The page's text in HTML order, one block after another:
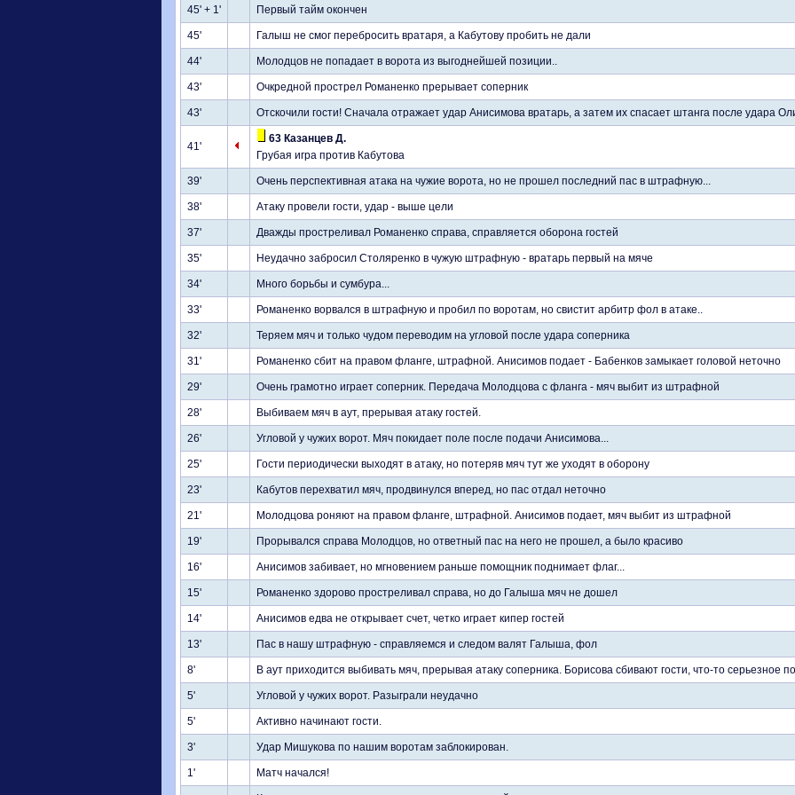
45' + 1' Первый тайм окончен
45' Галыш не смог перебросить вратаря, а Кабутову пробить не дали
44' Молодцов не попадает в ворота из выгоднейшей позиции..
43' Очкредной прострел Романенко прерывает соперник
43' Отскочили гости! Сначала отражает удар Анисимова вратарь, а затем их спасает штанга после удара
41'
63 Казанцев Д.
Грубая игра против Кабутова
39' Очень перспективная атака на чужие ворота, но не прошел последний пас в штрафную...
38' Атаку провели гости, удар - выше цели
37' Дважды простреливал Романенко справа, справляется оборона гостей
35' Неудачно забросил Столяренко в чужую штрафную - вратарь первый на мяче
34' Много борьбы и сумбура...
33' Романенко ворвался в штрафную и пробил по воротам, но свистит арбитр фол в атаке..
32' Теряем мяч и только чудом переводим на угловой после удара соперника
31' Романенко сбит на правом фланге, штрафной. Анисимов подает - Бабенков замыкает головой неточно
29' Очень грамотно играет соперник. Передача Молодцова с фланга - мяч выбит из штрафной
28' Выбиваем мяч в аут, прерывая атаку гостей.
26' Угловой у чужих ворот. Мяч покидает поле после подачи Анисимова...
25' Гости периодически выходят в атаку, но потеряв мяч тут же уходят в оборону
23' Кабутов перехватил мяч, продвинулся вперед, но пас отдал неточно
21' Молодцова роняют на правом фланге, штрафной. Анисимов подает, мяч выбит из штрафной
19' Прорывался справа Молодцов, но ответный пас на него не прошел, а было красиво
16' Анисимов забивает, но мгновением раньше помощник поднимает флаг...
15' Романенко здорово простреливал справа, но до Галыша мяч не дошел
14' Анисимов едва не открывает счет, четко играет кипер гостей
13' Пас в нашу штрафную - справляемся и следом валят Галыша, фол
8' В аут приходится выбивать мяч, прерывая атаку соперника. Борисова сбивают гости, что-то серьезное
5' Угловой у чужих ворот. Разыграли неудачно
5' Активно начинают гости.
3' Удар Мишукова по нашим воротам заблокирован.
1' Матч начался!